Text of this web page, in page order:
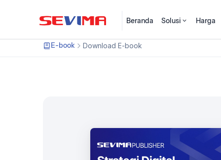
Beranda Solusi Harga
E-book Download E-book